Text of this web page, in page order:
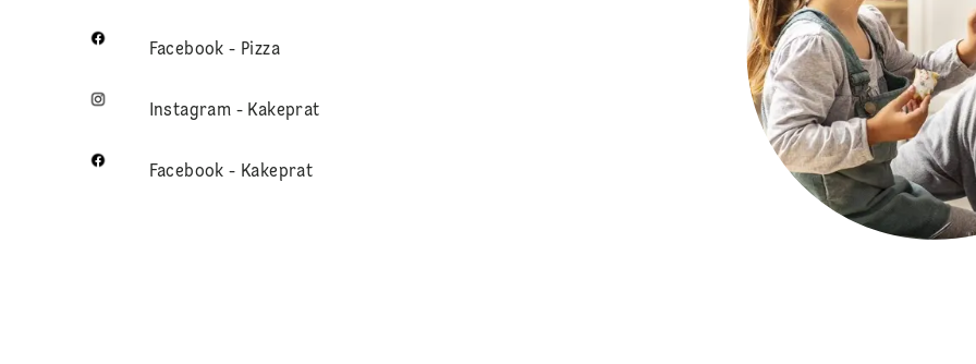
Facebook - Pizza
Instagram - Kakeprat
Facebook - Kakeprat